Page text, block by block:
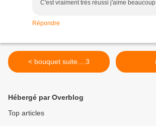
C'est vraiment très réussi j'aime beaucoup
Répondre
< bouquet suite....3
Hébergé par Overblog
Top articles